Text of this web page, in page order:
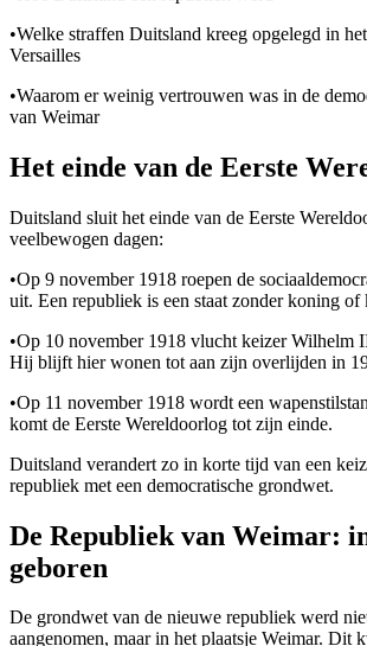
•Welke straffen Duitsland kreeg opgelegd in
Versailles
•Waarom er weinig vertrouwen was in de
van Weimar
Het einde van de Eerste
Duitsland sluit het einde van de Eerste
veelbewogen dagen:
•Op 9 november 1918 roepen de
uit. Een republiek is een staat zonder koning of
•Op 10 november 1918 vlucht keizer Wilhelm
Hij blijft hier wonen tot aan zijn overlijden in
•Op 11 november 1918 wordt een
komt de Eerste Wereldoorlog tot zijn einde.
Duitsland verandert zo in korte tijd van een
republiek met een democratische grondwet.
De Republiek van Weimar:
geboren
De grondwet van de nieuwe republiek werd
aangenomen, maar in het plaatsje Weimar. Dit